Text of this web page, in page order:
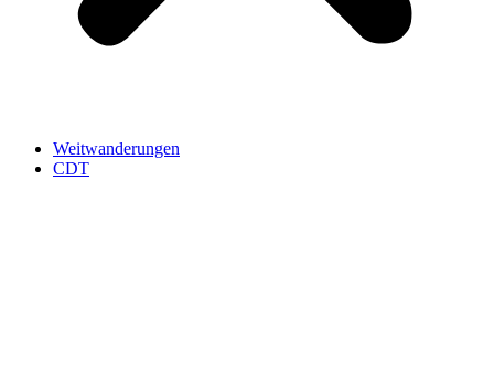
Weitwanderungen
CDT